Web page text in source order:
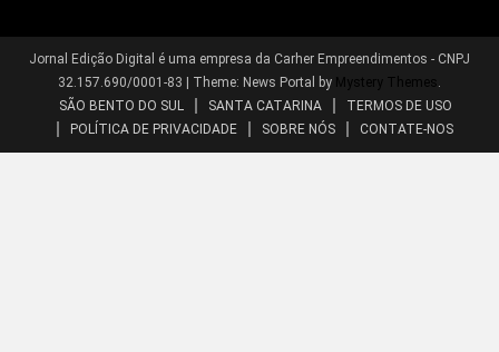
Jornal Edição Digital é uma empresa da Carher Empreendimentos - CNPJ
32.157.690/0001-83
Theme: News Portal by Mystery Themes .
SÃO BENTO DO SUL
SANTA CATARINA
TERMOS DE USO
POLÍTICA DE PRIVACIDADE
SOBRE NÓS CONTATE-NOS